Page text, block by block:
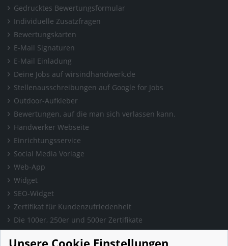
Gedrucktes Bewertungsformular
Individuelle Zusatzfragen
Bewertungskarten
E-Mail Signaturen
E-Mail Einladung
Deine Jobs auf wirsindhandwerk.de
Stellenausschreibungen auf Google for Jobs
Outdoor-Aufkleber
Bewertungen, auf die man sich verlassen kann.
Handwerker Webseite
Einrichtungsservice
Social Media Vorlage
Web-App
Widget
SEO-Widget
Zertifikat für Kundenzufriedenheit
Die 100er, 250er und 500er Zertifikate
Presse & Wissen
Unsere Cookie Einstellungen